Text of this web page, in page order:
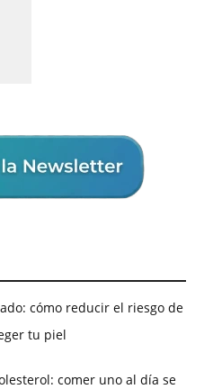
cómo reducir el riesgo de
tu piel
comer uno al día se